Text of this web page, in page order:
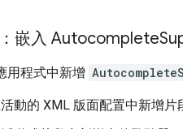
：嵌入 Autocomplete
用程式中新增
活動的 XML 版面配置中新增片